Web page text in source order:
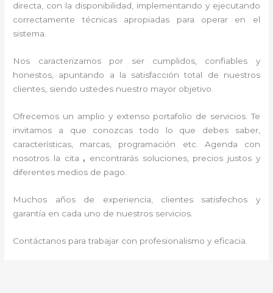
directa, con la disponibilidad, implementando y ejecutando
correctamente técnicas apropiadas para operar en el
sistema.
Nos caracterizamos por ser cumplidos, confiables y
honestos, apuntando a la satisfacción total de nuestros
clientes, siendo ustedes nuestro mayor objetivo.
Ofrecemos un amplio y extenso portafolio de servicios. Te
invitamos a que conozcas todo lo que debes saber,
características, marcas, programación etc. Agenda con
nosotros la cita , encontrarás soluciones, precios justos y
diferentes medios de pago.
Muchos años de experiencia, clientes satisfechos y
garantía en cada uno de nuestros servicios.
Contáctanos para trabajar con profesionalismo y eficacia.